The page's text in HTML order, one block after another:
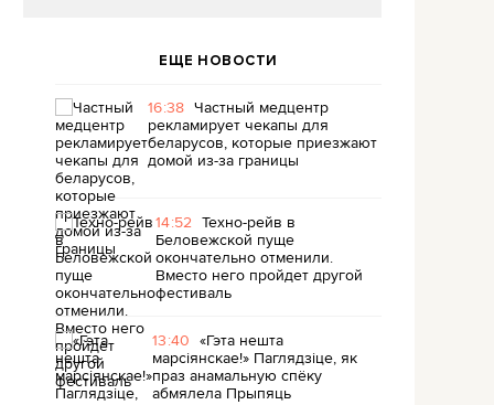
ЕЩЕ НОВОСТИ
16:38 Частный медцентр
рекламирует чекапы для
беларусов, которые приезжают
домой из-за границы
14:52 Техно-рейв в
Беловежской пуще
окончательно отменили.
Вместо него пройдет другой
фестиваль
13:40 «Гэта нешта
марсіянскае!» Паглядзіце, як
праз анамальную спёку
абмялела Прыпяць